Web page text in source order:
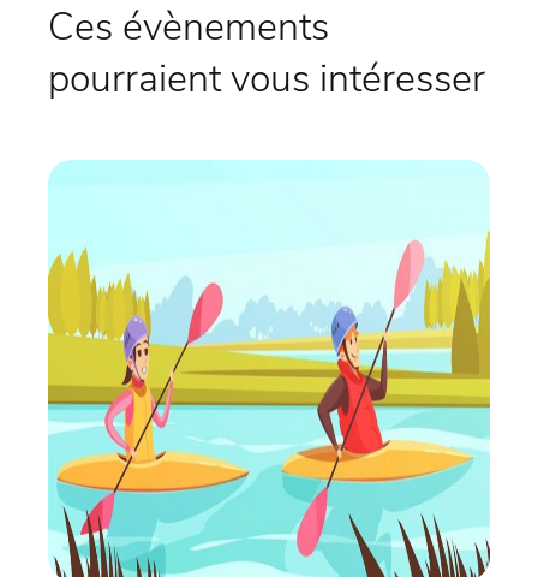
Ces évènements
pourraient vous intéresser